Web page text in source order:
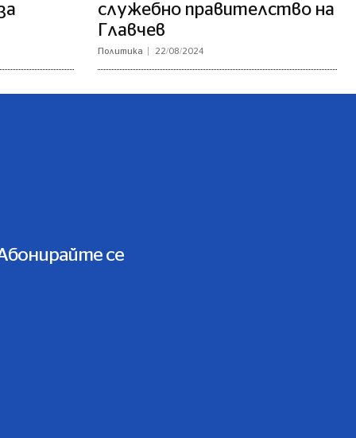
служебно правителство на
Главчев
Политика 22/08/2024
се